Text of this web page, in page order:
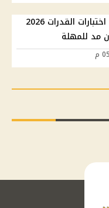
التعليم العالي: تسجيل اختبارات القدرات 2026